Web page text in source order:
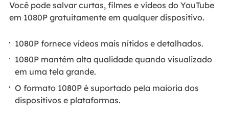
Você pode salvar curtas, filmes e vídeos do YouTube
em 1080P gratuitamente em qualquer dispositivo.
1080P fornece vídeos mais nítidos e detalhados.
1080P mantém alta qualidade quando visualizado
em uma tela grande.
O formato 1080P é suportado pela maioria dos
dispositivos e plataformas.